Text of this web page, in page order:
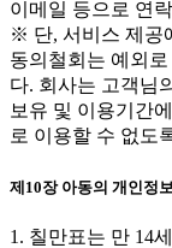
이메일 등으로 연
※ 단, 서비스 제공
동의철회는 예외로
다. 회사는 고객님
보유 및 이용기간
로 이용할 수 없도
제10장 아동의 개인정
1. 칠만표는 만 14